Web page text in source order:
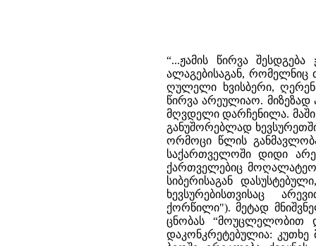
“...ჟამის წირვა
ალაგებისაგან, რომელნიც
ღულელი ხვისბერი,
წირვა არეულიაო.
მღვდელი დარჩენილა.
განუშორებლად
ორმოცი წლის
საქართველოში დიდი
ქართველებიც
სიბერისაგან
ხევსურებისთვისაც
ქორწილი"). მეტად
ცნობას “მოუცლელობით
დაკონკრეტებულია: კუთხე